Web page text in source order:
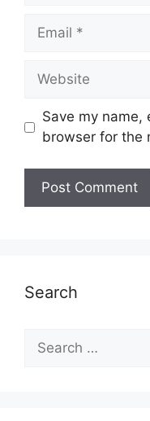
Email
Website
Save my name,
browser for the
Search
for: